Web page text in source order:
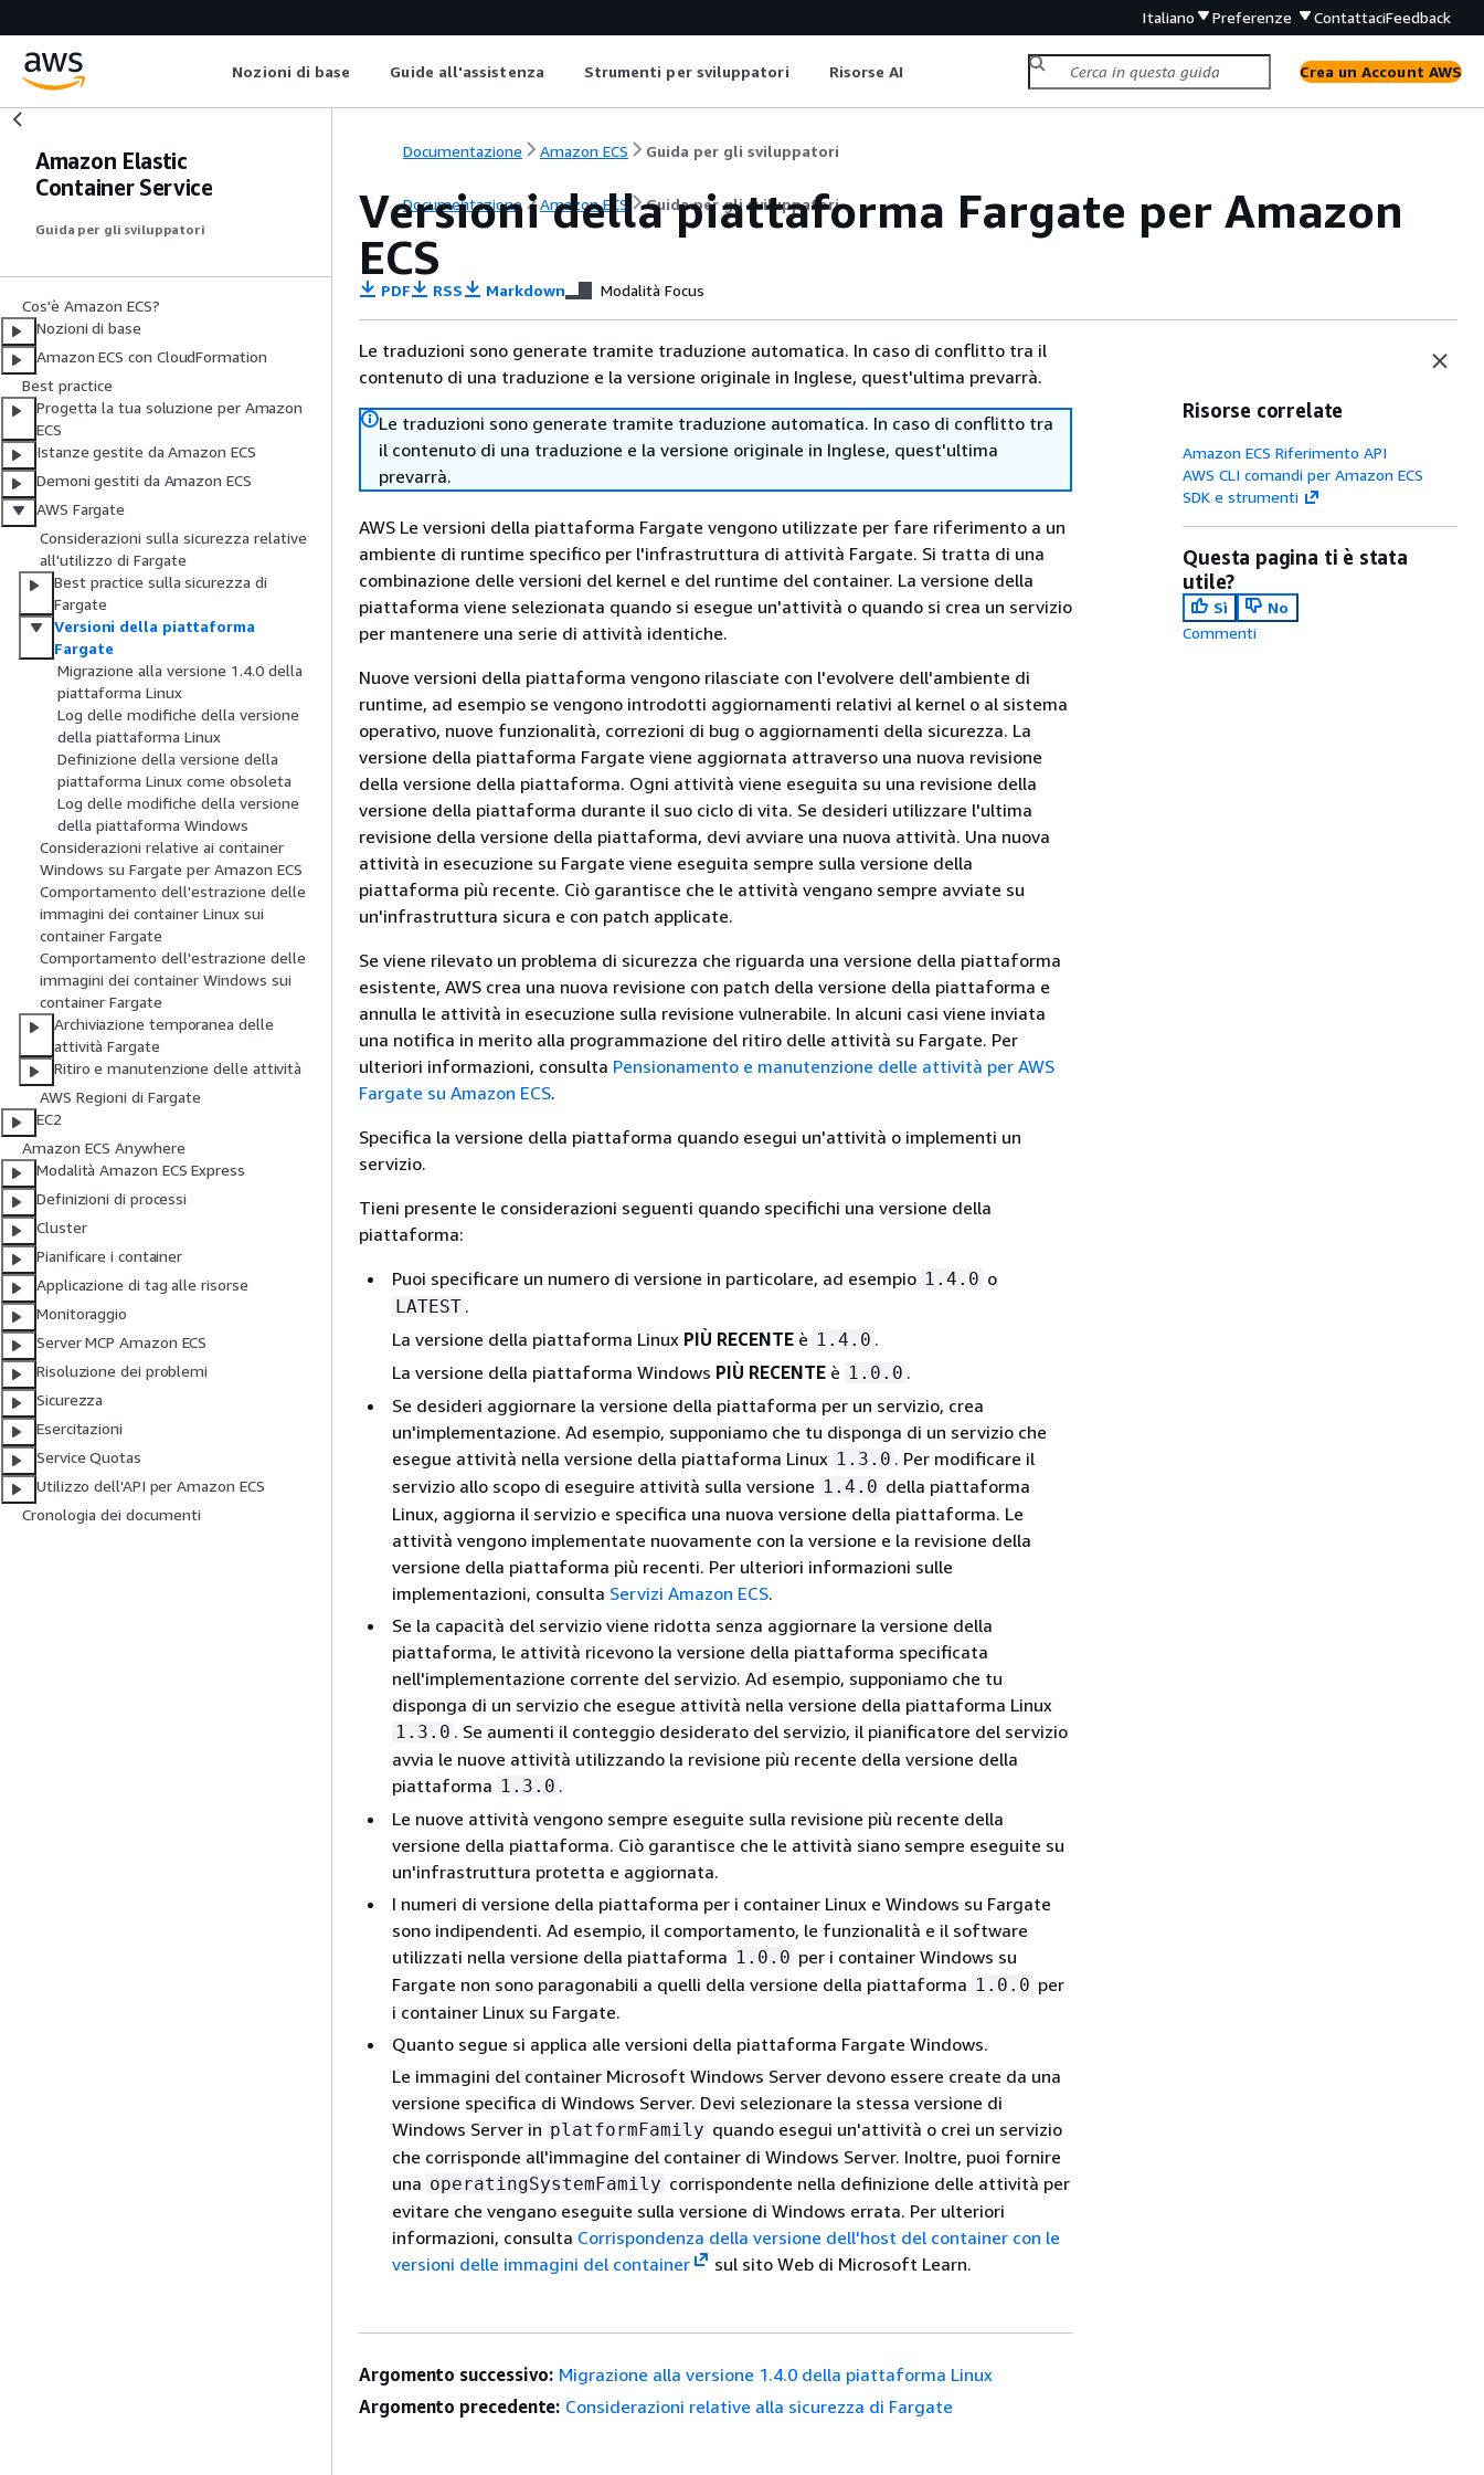
Italiano Preferenze ContattaciFeedback
Nozioni di base Guide all'assistenza Strumenti per sviluppatori Risorse AI Crea un Account AWS
Amazon Elastic
Container Service
Guida per gli sviluppatori
Cos'è Amazon ECS?
Nozioni di base
Amazon ECS con CloudFormation
Best practice
Progetta la tua soluzione per Amazon
ECS
Istanze gestite da Amazon ECS
Demoni gestiti da Amazon ECS
AWS Fargate
Considerazioni sulla sicurezza relative
all'utilizzo di Fargate
Best practice sulla sicurezza di
Fargate
Versioni della piattaforma
Fargate
Migrazione alla versione 1.4.0 della
piattaforma Linux
Log delle modifiche della versione
della piattaforma Linux
Definizione della versione della
piattaforma Linux come obsoleta
Log delle modifiche della versione
della piattaforma Windows
Considerazioni relative ai container
Windows su Fargate per Amazon ECS
Comportamento dell'estrazione delle
immagini dei container Linux sui
container Fargate
Comportamento dell'estrazione delle
immagini dei container Windows sui
container Fargate
Archiviazione temporanea delle
attività Fargate
Ritiro e manutenzione delle attività
AWS Regioni di Fargate
EC2
Amazon ECS Anywhere
Modalità Amazon ECS Express
Definizioni di processi
Cluster
Pianificare i container
Applicazione di tag alle risorse
Monitoraggio
Server MCP Amazon ECS
Risoluzione dei problemi
Sicurezza
Esercitazioni
Service Quotas
Utilizzo dell'API per Amazon ECS
Cronologia dei documenti
Documentazione Amazon ECS Guida per gli sviluppatori
Documentazione Amazon ECS Guida per gli sviluppatori
Versioni della piattaforma Fargate per Amazon
ECS
PDF RSS Markdown Modalità Focus
Le traduzioni sono generate tramite traduzione automatica. In caso di conflitto tra il
contenuto di una traduzione e la versione originale in Inglese, quest'ultima prevarrà.
Le traduzioni sono generate tramite traduzione automatica. In caso di conflitto tra
il contenuto di una traduzione e la versione originale in Inglese, quest'ultima
prevarrà.
AWS Le versioni della piattaforma Fargate vengono utilizzate per fare riferimento a un
ambiente di runtime specifico per l'infrastruttura di attività Fargate. Si tratta di una
combinazione delle versioni del kernel e del runtime del container. La versione della
piattaforma viene selezionata quando si esegue un'attività o quando si crea un servizio
per mantenere una serie di attività identiche.
Nuove versioni della piattaforma vengono rilasciate con l'evolvere dell'ambiente di
runtime, ad esempio se vengono introdotti aggiornamenti relativi al kernel o al sistema
operativo, nuove funzionalità, correzioni di bug o aggiornamenti della sicurezza. La
versione della piattaforma Fargate viene aggiornata attraverso una nuova revisione
della versione della piattaforma. Ogni attività viene eseguita su una revisione della
versione della piattaforma durante il suo ciclo di vita. Se desideri utilizzare l'ultima
revisione della versione della piattaforma, devi avviare una nuova attività. Una nuova
attività in esecuzione su Fargate viene eseguita sempre sulla versione della
piattaforma più recente. Ciò garantisce che le attività vengano sempre avviate su
un'infrastruttura sicura e con patch applicate.
Se viene rilevato un problema di sicurezza che riguarda una versione della piattaforma
esistente, AWS crea una nuova revisione con patch della versione della piattaforma e
annulla le attività in esecuzione sulla revisione vulnerabile. In alcuni casi viene inviata
una notifica in merito alla programmazione del ritiro delle attività su Fargate. Per
ulteriori informazioni, consulta Pensionamento e manutenzione delle attività per AWS
Fargate su Amazon ECS.
Specifica la versione della piattaforma quando esegui un'attività o implementi un
servizio.
Tieni presente le considerazioni seguenti quando specifichi una versione della
piattaforma:
Puoi specificare un numero di versione in particolare, ad esempio 1.4.0 o
LATEST .
La versione della piattaforma Linux PIÙ RECENTE è 1.4.0 .
La versione della piattaforma Windows PIÙ RECENTE è 1.0.0 .
Se desideri aggiornare la versione della piattaforma per un servizio, crea
un'implementazione. Ad esempio, supponiamo che tu disponga di un servizio che
esegue attività nella versione della piattaforma Linux 1.3.0 . Per modificare il
servizio allo scopo di eseguire attività sulla versione 1.4.0 della piattaforma
Linux, aggiorna il servizio e specifica una nuova versione della piattaforma. Le
attività vengono implementate nuovamente con la versione e la revisione della
versione della piattaforma più recenti. Per ulteriori informazioni sulle
implementazioni, consulta Servizi Amazon ECS.
Se la capacità del servizio viene ridotta senza aggiornare la versione della
piattaforma, le attività ricevono la versione della piattaforma specificata
nell'implementazione corrente del servizio. Ad esempio, supponiamo che tu
disponga di un servizio che esegue attività nella versione della piattaforma Linux
1.3.0 . Se aumenti il conteggio desiderato del servizio, il pianificatore del servizio
avvia le nuove attività utilizzando la revisione più recente della versione della
piattaforma 1.3.0 .
Le nuove attività vengono sempre eseguite sulla revisione più recente della
versione della piattaforma. Ciò garantisce che le attività siano sempre eseguite su
un'infrastruttura protetta e aggiornata.
I numeri di versione della piattaforma per i container Linux e Windows su Fargate
sono indipendenti. Ad esempio, il comportamento, le funzionalità e il software
utilizzati nella versione della piattaforma 1.0.0 per i container Windows su
Fargate non sono paragonabili a quelli della versione della piattaforma 1.0.0 per
i container Linux su Fargate.
Quanto segue si applica alle versioni della piattaforma Fargate Windows.
Le immagini del container Microsoft Windows Server devono essere create da una
versione specifica di Windows Server. Devi selezionare la stessa versione di
Windows Server in platformFamily quando esegui un'attività o crei un servizio
che corrisponde all'immagine del container di Windows Server. Inoltre, puoi fornire
una operatingSystemFamily corrispondente nella definizione delle attività per
evitare che vengano eseguite sulla versione di Windows errata. Per ulteriori
informazioni, consulta Corrispondenza della versione dell'host del container con le
versioni delle immagini del container
sul sito Web di Microsoft Learn.
Risorse correlate
Amazon ECS Riferimento API
AWS CLI comandi per Amazon ECS
SDK e strumenti
Questa pagina ti è stata
utile?
Sì
No
Commenti
Argomento successivo: Migrazione alla versione 1.4.0 della piattaforma Linux
Argomento precedente: Considerazioni relative alla sicurezza di Fargate